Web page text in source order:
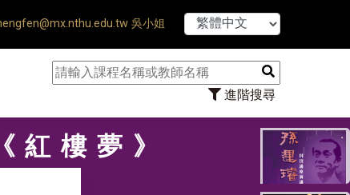
吳小姐
進階搜尋
【7/31】114學
樓夢》